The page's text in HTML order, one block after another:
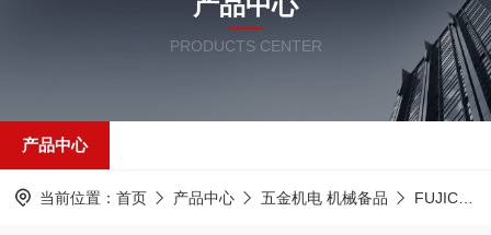
PRODUCTS CENTER
产品中心
当前位置： 首页 产品中心 五金机电 机械备品 FUJICON富士